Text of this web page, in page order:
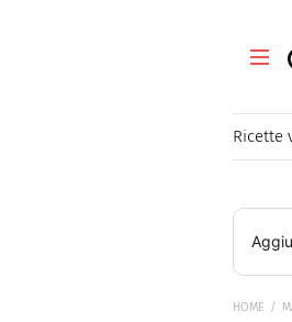
Ricette
Tutte le
Magazine
HOME